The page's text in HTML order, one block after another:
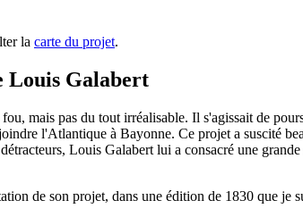
la carte du projet.
Louis Galabert
mais pas du tout irréalisable. Il s'agissait de
l'Atlantique à Bayonne. Ce projet a suscité
Louis Galabert lui a consacré une
de son projet, dans une édition de 1830 que je